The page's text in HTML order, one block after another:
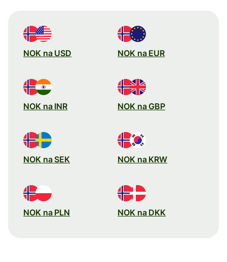
NOK na USD NOK na EUR
NOK na INR NOK na GBP
NOK na SEK NOK na KRW
NOK na PLN NOK na DKK